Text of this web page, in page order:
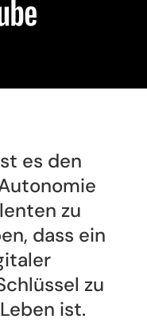
es den
zu
dass ein
zu
ist.